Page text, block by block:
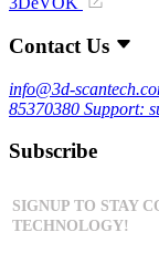
Contact Us
info@3d-
85370380 Support:
Subscribe